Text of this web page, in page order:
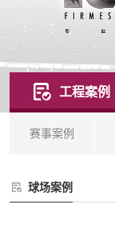
工程案例
赛事案例
球场案例